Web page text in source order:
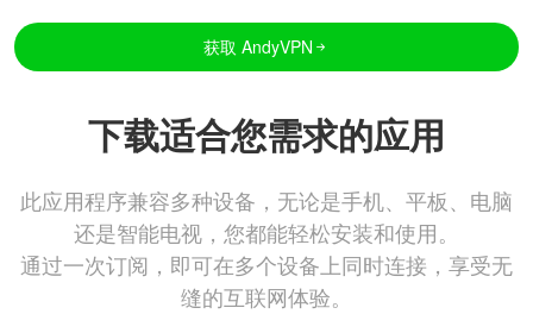
获取 AndyVPN
下载适合您需求的应用
此应用程序兼容多种设备，无论是手机、平板、电脑
还是智能电视，您都能轻松安装和使用。
通过一次订阅，即可在多个设备上同时连接，享受无
缝的互联网体验。